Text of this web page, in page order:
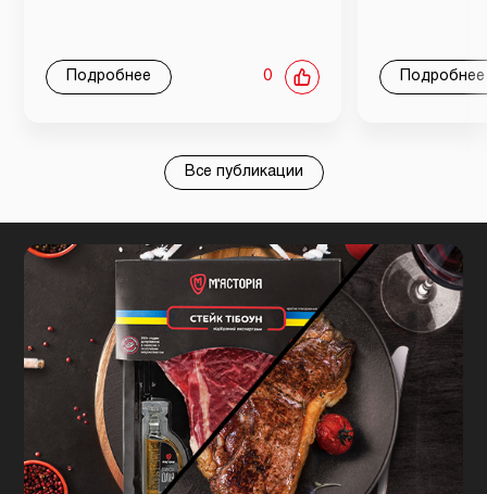
Подробнее 0 Подробнее
Все публикации